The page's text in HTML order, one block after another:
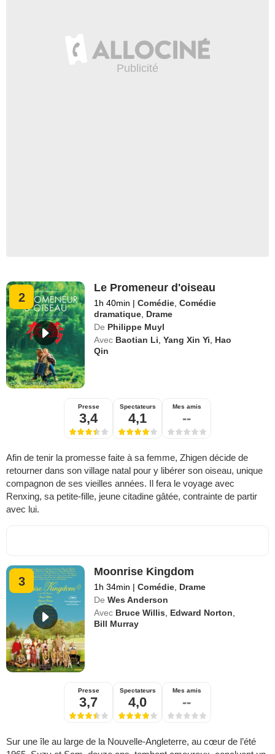
2
Le Promeneur d'oiseau
1h 40min | Comédie ,Comédie
dramatique Drame
De Philippe Muyl
Avec Baotian Li ,Yang Xin Yi
Hao
Qin
Presse
3,4
Spectateurs
4,1
Mes amis
--
Afin de tenir la promesse faite à sa femme, Zhigen décide de
retourner dans son village natal pour y libérer son oiseau, unique
compagnon de ses vieilles années. Il fera le voyage avec
Renxing, sa petite-fille, jeune citadine gâtée, contrainte de partir
avec lui.
3
Moonrise Kingdom
1h 34min | Comédie Drame
De Wes Anderson
Avec Bruce Willis Edward Norton
Bill Murray
Presse
3,7
Spectateurs
4,0
Mes amis
--
Sur une île au large de la Nouvelle-Angleterre, au cœur de l’été